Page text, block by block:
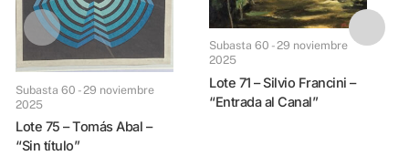
Subasta 60 - 29 noviembre
2025
Lote 75 – Tomás Abal –
“Sin título”
Subasta 60 - 29 noviembre
2025
Lote 71 – Silvio Francini –
“Entrada al Canal”